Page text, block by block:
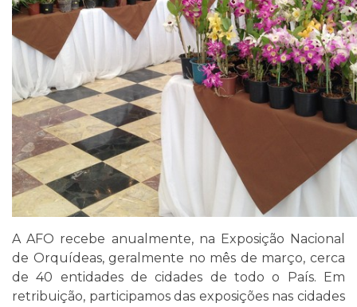
A AFO recebe anualmente, na Exposição Nacional
de Orquídeas, geralmente no mês de março, cerca
de 40 entidades de cidades de todo o País. Em
retribuição, participamos das exposições nas cidades